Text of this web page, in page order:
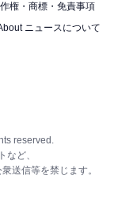
権・商標・免責事項
ニュースについて
reserved.
など、
送信等を禁じます。